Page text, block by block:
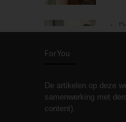
ForYou
De artikelen op deze
samenwerking met
content).